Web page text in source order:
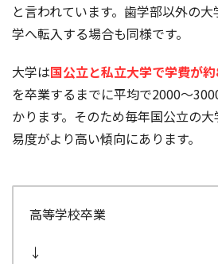
と言われています。歯学部以外の
学へ転入する場合も同様です。
大学は国公立と私立大学で学費が
を卒業するまでに平均で2000～
かります。そのため毎年国公立の
易度がより高い傾向にあります。
高等学校卒業
↓